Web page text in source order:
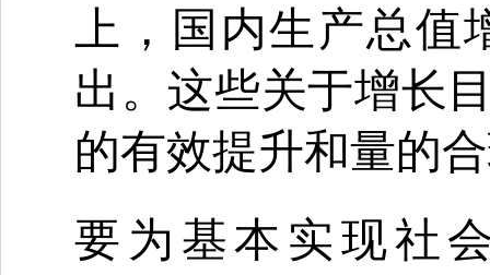
上，国内生产总
出。这些关于增长
的有效提升和量的
要为基本实现社